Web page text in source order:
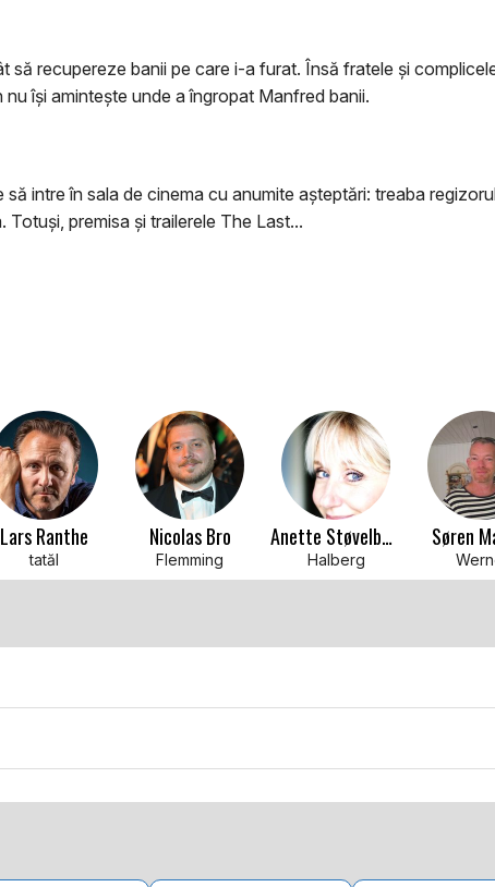
să recupereze banii pe care i-a furat. Însă fratele și
își amintește unde a îngropat Manfred banii.
intre în sala de cinema cu anumite aşteptări: treaba
premisa şi trailerele The Last...
Lars Ranthe
tatăl
Nicolas Bro
Flemming
Anette Støvelbæk
Halberg
Søren